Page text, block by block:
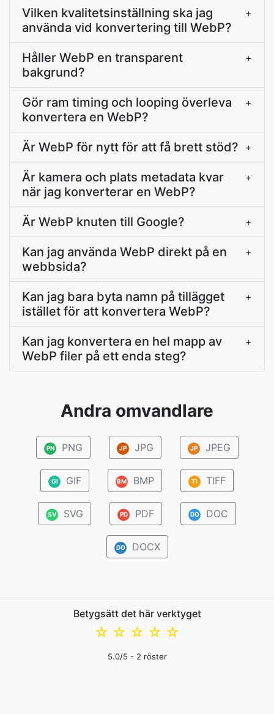
Vilken kvalitetsinställning ska jag
använda vid konvertering till WebP?
+
Håller WebP en transparent
bakgrund?
+
Gör ram timing och looping överleva
konvertera en WebP?
+
Är WebP för nytt för att få brett stöd? +
Är kamera och plats metadata kvar
när jag konverterar en WebP?
+
Är WebP knuten till Google? +
Kan jag använda WebP direkt på en
webbsida?
+
Kan jag bara byta namn på tillägget
istället för att konvertera WebP?
+
Kan jag konvertera en hel mapp av
WebP filer på ett enda steg?
+
Andra omvandlare
PN PNG JP JPG JP JPEG
GI GIF BM BMP TI TIFF
SV SVG PD PDF DO DOC
DO DOCX
Betygsätt det här verktyget
☆
☆
☆
☆
☆
5.0/5 - 2 röster